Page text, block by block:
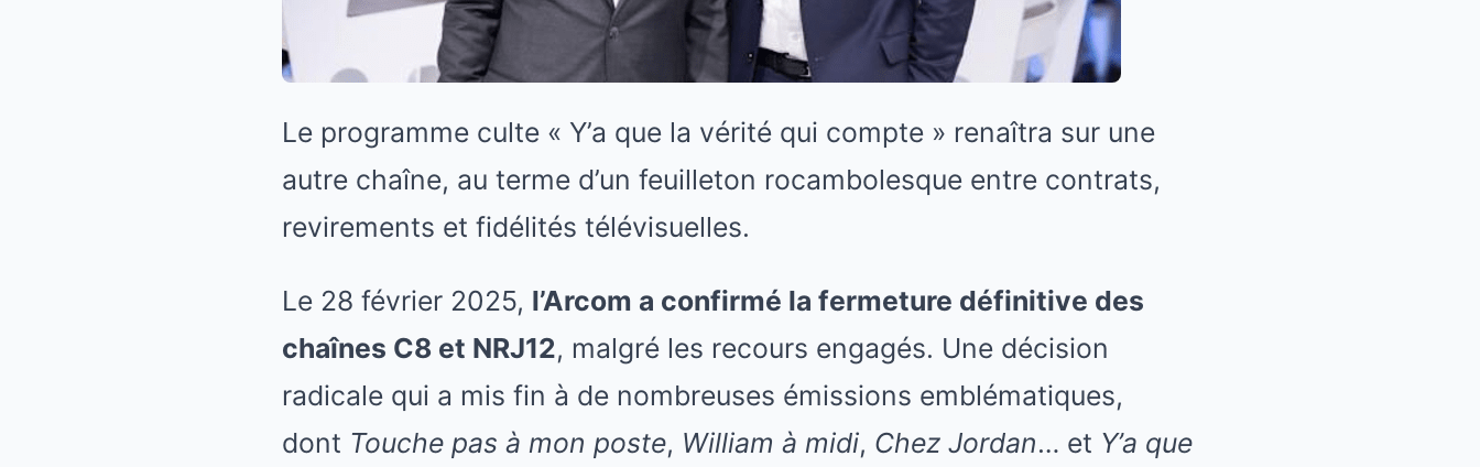
Le programme culte « Y’a que la vérité qui compte » renaîtra sur une
autre chaîne, au terme d’un feuilleton rocambolesque entre contrats,
revirements et fidélités télévisuelles.
Le 28 février 2025, l’Arcom a confirmé la fermeture définitive des
chaînes C8 et NRJ12, malgré les recours engagés. Une décision
radicale qui a mis fin à de nombreuses émissions emblématiques,
dont Touche pas à mon poste, William à midi, Chez Jordan… et Y’a que